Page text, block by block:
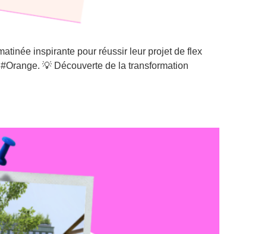
inspirante pour réussir leur projet de flex
💡 Découverte de la transformation